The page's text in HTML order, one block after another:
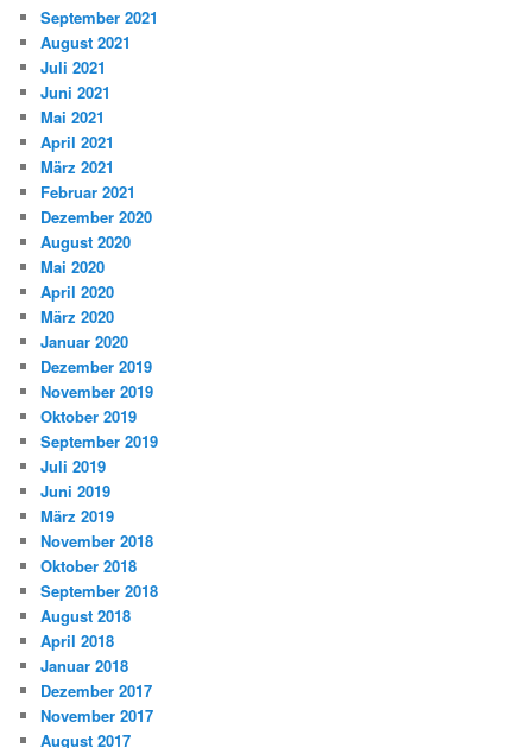
September 2021
August 2021
Juli 2021
Juni 2021
Mai 2021
April 2021
März 2021
Februar 2021
Dezember 2020
August 2020
Mai 2020
April 2020
März 2020
Januar 2020
Dezember 2019
November 2019
Oktober 2019
September 2019
Juli 2019
Juni 2019
März 2019
November 2018
Oktober 2018
September 2018
August 2018
April 2018
Januar 2018
Dezember 2017
November 2017
August 2017